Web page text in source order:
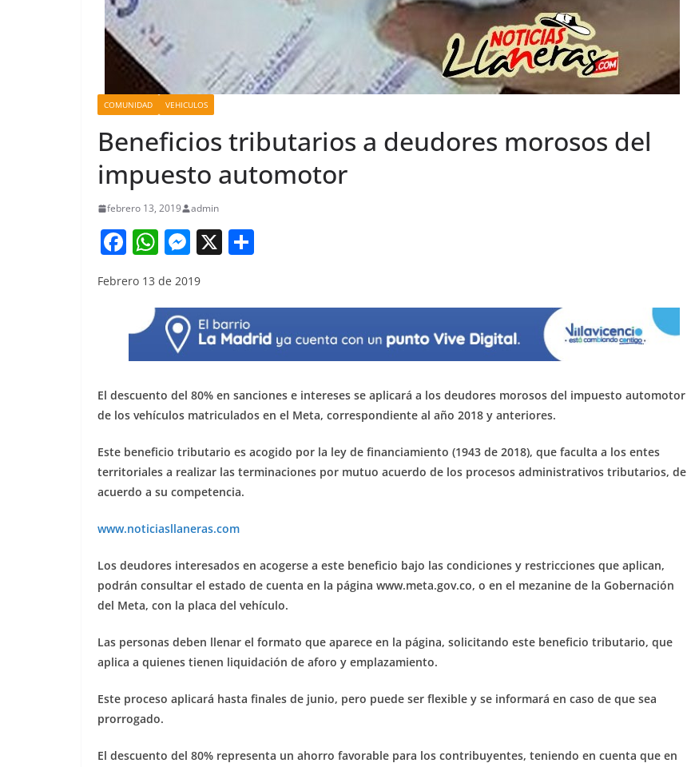
COMUNIDAD VEHICULOS
Beneficios tributarios a deudores morosos del
impuesto automotor
febrero 13, 2019 admin
F
c
b
o
o
k
W
h
at
s
A
p
p
M
ss
e
n
g
er
X
e
Febrero 13 de 2019
El descuento del 80% en sanciones e intereses se aplicará a los deudores morosos del impuesto automotor
de los vehículos matriculados en el Meta, correspondiente al año 2018 y anteriores.
Este beneficio tributario es acogido por la ley de financiamiento (1943 de 2018), que faculta a los entes
territoriales a realizar las terminaciones por mutuo acuerdo de los procesos administrativos tributarios, de
acuerdo a su competencia.
www.noticiasllaneras.com
Los deudores interesados en acogerse a este beneficio bajo las condiciones y restricciones que aplican,
podrán consultar el estado de cuenta en la página www.meta.gov.co, o en el mezanine de la Gobernación
del Meta, con la placa del vehículo.
Las personas deben llenar el formato que aparece en la página, solicitando este beneficio tributario, que
aplica a quienes tienen liquidación de aforo y emplazamiento.
Este proceso aplicará hasta finales de junio, pero puede ser flexible y se informará en caso de que sea
prorrogado.
El descuento del 80% representa un ahorro favorable para los contribuyentes, teniendo en cuenta que en